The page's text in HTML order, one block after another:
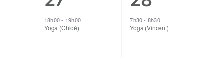
vues
Évènements
Évènements
évènement,
18h00- 19h00
Yoga (Chloé)
7h30- 8h30
Yoga (Vincent)